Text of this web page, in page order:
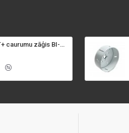
SPECIALIST+ caurumu zāģis BI-METAL, 92 mm